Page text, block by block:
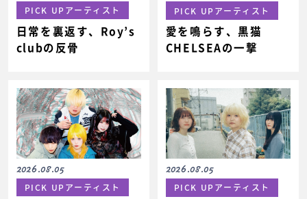
PICK UPアーティスト
日常を裏返す、Roy’s
clubの反骨
PICK UPアーティスト
愛を鳴らす、黒猫
CHELSEAの一撃
2026.08.05
PICK UPアーティスト
2026.08.05
PICK UPアーティスト